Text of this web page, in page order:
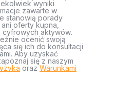
wyniki
zawarte w
stanowią porady
oferty kupna,
aktywów.
ocenić swoją
się ich do konsultacji
Aby uzyskać
się z naszym
orazWarunkami